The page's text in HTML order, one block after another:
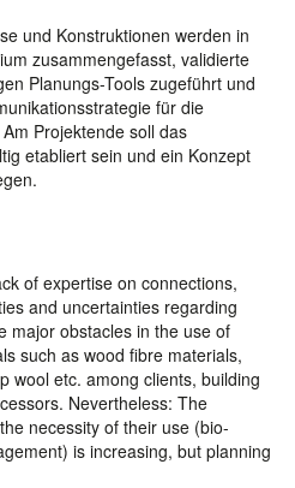
und Konstruktionen werden in
zusammengefasst, validierte
Planungs-Tools zugeführt und
für die
Projektende soll das
etabliert sein und ein Konzept
of expertise on connections,
and uncertainties regarding
major obstacles in the use of
such as wood fibre materials,
wool etc. among clients, building
Nevertheless: The
necessity of their use (bio-
is increasing, but planning